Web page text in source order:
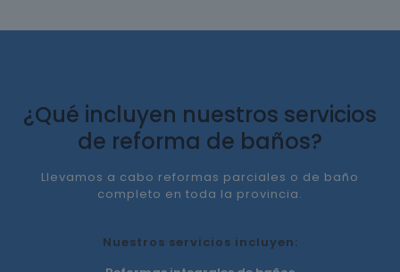
¿Qué incluyen nuestros servicios
de reforma de baños?
Llevamos a cabo reformas parciales o de baño
completo en toda la provincia.
Nuestros servicios incluyen: